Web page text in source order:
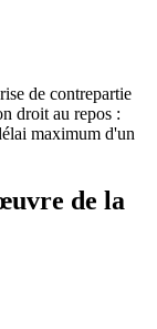
de contrepartie
droit au repos :
maximum d'un
de la